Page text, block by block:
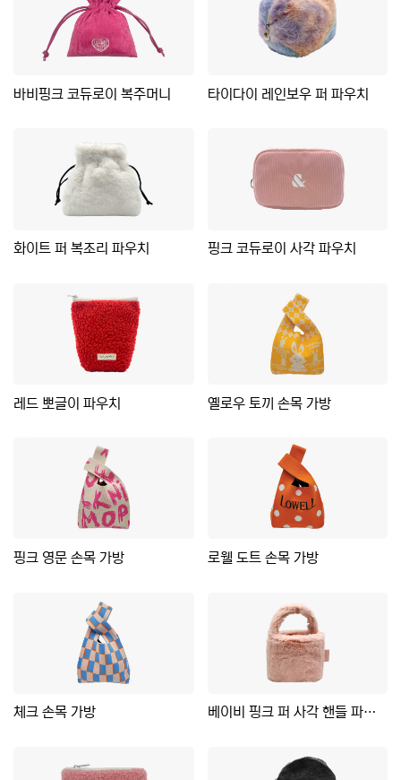
바비핑크 코듀로이 복주머니 타이다이 레인보우 퍼 파우치
화이트 퍼 복조리 파우치 핑크 코듀로이 사각 파우치
레드 뽀글이 파우치 옐로우 토끼 손목 가방
핑크 영문 손목 가방 로웰 도트 손목 가방
체크 손목 가방 베이비 핑크 퍼 사각 핸들 파우치